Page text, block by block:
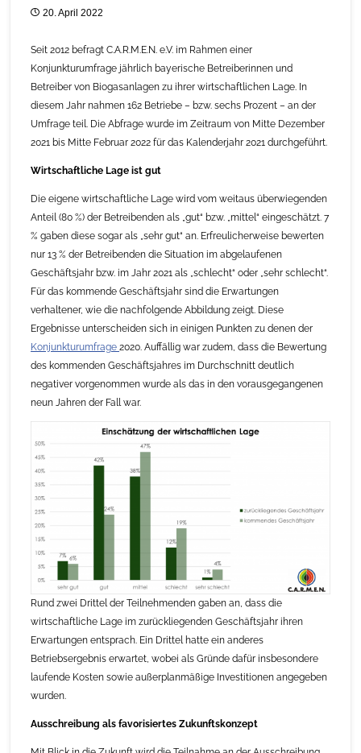
20. April 2022
Seit 2012 befragt C.A.R.M.E.N. e.V. im Rahmen einer
Konjunkturumfrage jährlich bayerische Betreiberinnen und
Betreiber von Biogasanlagen zu ihrer wirtschaftlichen Lage. In
diesem Jahr nahmen 162 Betriebe – bzw. sechs Prozent – an der
Umfrage teil. Die Abfrage wurde im Zeitraum von Mitte Dezember
2021 bis Mitte Februar 2022 für das Kalenderjahr 2021 durchgeführt.
Wirtschaftliche Lage ist gut
Die eigene wirtschaftliche Lage wird vom weitaus überwiegenden
Anteil (80 %) der Betreibenden als „gut“ bzw. „mittel“ eingeschätzt. 7
% gaben diese sogar als „sehr gut“ an. Erfreulicherweise bewerten
nur 13 % der Betreibenden die Situation im abgelaufenen
Geschäftsjahr bzw. im Jahr 2021 als „schlecht“ oder „sehr schlecht“.
Für das kommende Geschäftsjahr sind die Erwartungen
verhaltener, wie die nachfolgende Abbildung zeigt. Diese
Ergebnisse unterscheiden sich in einigen Punkten zu denen der
Konjunkturumfrage2020. Auffällig war zudem, dass die Bewertung
des kommenden Geschäftsjahres im Durchschnitt deutlich
negativer vorgenommen wurde als das in den vorausgegangenen
neun Jahren der Fall war.
Rund zwei Drittel der Teilnehmenden gaben an, dass die
wirtschaftliche Lage im zurückliegenden Geschäftsjahr ihren
Erwartungen entsprach. Ein Drittel hatte ein anderes
Betriebsergebnis erwartet, wobei als Gründe dafür insbesondere
laufende Kosten sowie außerplanmäßige Investitionen angegeben
wurden.
Ausschreibung als favorisiertes Zukunftskonzept